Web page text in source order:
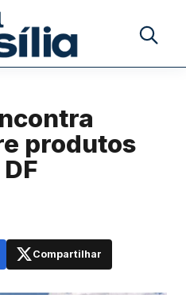
Buscar
produtos
Compartilhar